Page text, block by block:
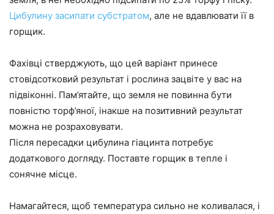
Цибулину засипати субстратом, але не вдавлювати її в
горщик.
Фахівці стверджують, що цей варіант принесе
стовідсотковий результат і рослина зацвіте у вас на
підвіконні. Пам’ятайте, що земля не повинна бути
повністю торф’яної, інакше на позитивний результат
можна не розраховувати.
Після пересадки цибулина гіацинта потребує
додаткового догляду. Поставте горщик в тепле і
сонячне місце.
Намагайтеся, щоб температура сильно не коливалася, і